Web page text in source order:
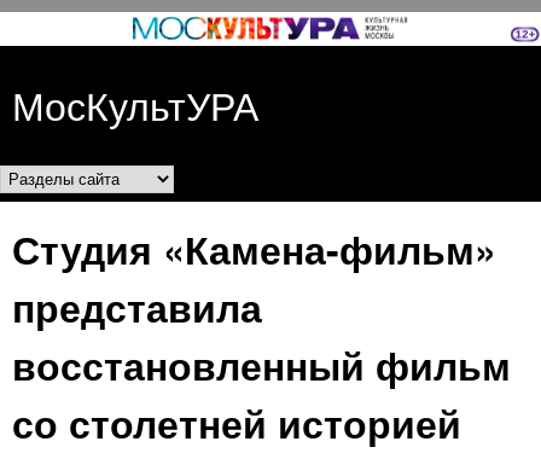
Перейти к основному
МосКультУРА
Разделы сайта
Студия «Камена-фильм»
представила
восстановленный фильм
со столетней историей